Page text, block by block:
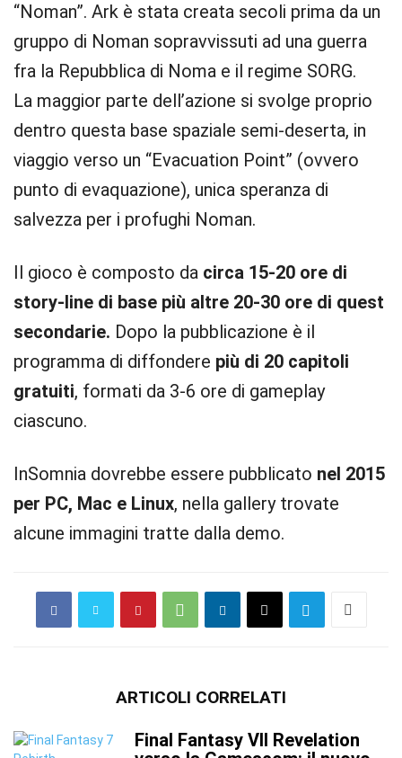
“Noman”. Ark è stata creata secoli prima da un
gruppo di Noman sopravvissuti ad una guerra
fra la Repubblica di Noma e il regime SORG.
La maggior parte dell’azione si svolge proprio
dentro questa base spaziale semi-deserta, in
viaggio verso un “Evacuation Point” (ovvero
punto di evaquazione), unica speranza di
salvezza per i profughi Noman.
Il gioco è composto da circa 15-20 ore di
story-line di base più altre 20-30 ore di quest
secondarie. Dopo la pubblicazione è il
programma di diffondere più di 20 capitoli
gratuiti, formati da 3-6 ore di gameplay
ciascuno.
InSomnia dovrebbe essere pubblicato nel 2015
per PC, Mac e Linux, nella gallery trovate
alcune immagini tratte dalla demo.
ARTICOLI CORRELATI
Final Fantasy VII Revelation